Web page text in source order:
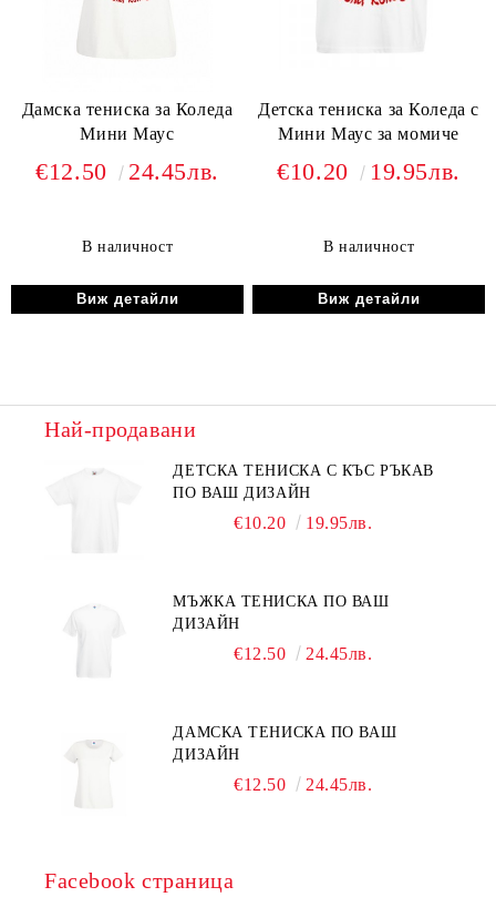
Дамска тениска за Коледа
Мини Маус
€12.50 24.45лв.
В наличност
Виж детайли
Детска тениска за Коледа с
Мини Маус за момиче
€10.20 19.95лв.
В наличност
Виж детайли
Най-продавани
ДЕТСКА ТЕНИСКА С КЪС РЪКАВ
ПО ВАШ ДИЗАЙН
€10.20 19.95лв.
МЪЖКА ТЕНИСКА ПО ВАШ
ДИЗАЙН
€12.50 24.45лв.
ДАМСКА ТЕНИСКА ПО ВАШ
ДИЗАЙН
€12.50 24.45лв.
Facebook страница